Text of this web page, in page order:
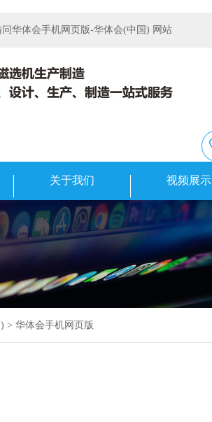
华体会手机网页版-华体会(中国) 网站
关于我们 视频展示
> 华体会手机网页版